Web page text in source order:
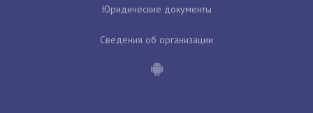
Юридические документы
Сведения об организации